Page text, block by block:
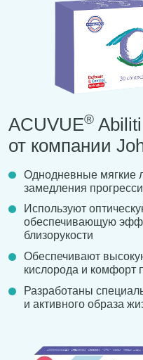
ACUVUE®
от компании
Однодневные мягкие
замедления
Используют
обеспечивающую
близорукости
Обеспечивают
кислорода и комфорт
Разработаны
и активного образа